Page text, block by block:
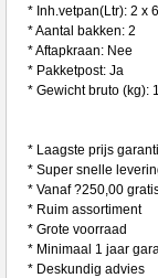
* Inh.vetpan(Ltr): 2 x 6
* Aantal bakken: 2
* Aftapkraan: Nee
* Pakketpost: Ja
* Gewicht bruto (kg):
* Laagste prijs
* Super snelle
* Vanaf ?250,00
* Ruim assortiment
* Grote voorraad
* Minimaal 1 jaar
* Deskundig advies